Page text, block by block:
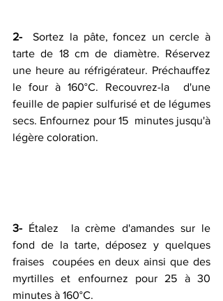
2-
  Sortez la pâte, foncez un cercle à
tarte de 18 cm de diamètre. Réservez
une heure au réfrigérateur. Préchauffez
le four à 160°C. Recouvrez-la  d'une
feuille de papier sulfurisé et de légumes
secs. Enfournez pour 15  minutes jusqu'à
légère coloration.
3- Étalez  la crème d'amandes sur le
fond de la tarte, déposez y quelques
fraises  coupées en deux ainsi que des
myrtilles et enfournez pour 25 à 30
minutes à 160°C.